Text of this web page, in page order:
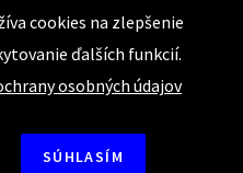
cookies na zlepšenie
ďalších funkcií.
osobných údajov
SÚHLASÍM